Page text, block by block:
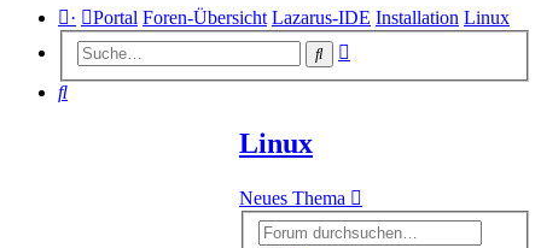
· Portal Foren-Übersicht Lazarus-IDE Installation Linux
Suche
Suche
Linux
Neues Thema